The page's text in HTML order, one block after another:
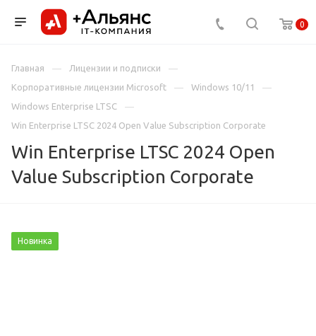
0
Главная
Лицензии и подписки
Корпоративные лицензии Microsoft
Windows 10/11
Windows Enterprise LTSC
Win Enterprise LTSC 2024 Open Value Subscription Corporate
Win Enterprise LTSC 2024 Open
Value Subscription Corporate
Новинка